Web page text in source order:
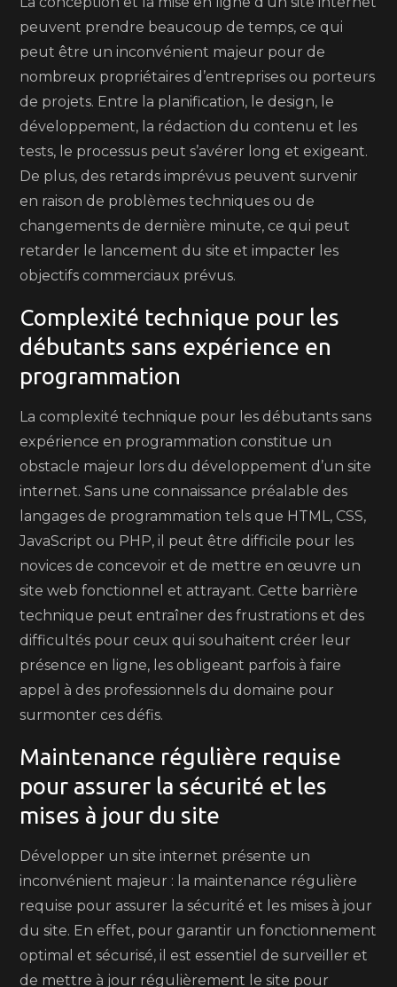
peuvent prendre beaucoup de temps, ce qui
peut être un inconvénient majeur pour de
nombreux propriétaires d’entreprises ou porteurs
de projets. Entre la planification, le design, le
développement, la rédaction du contenu et les
tests, le processus peut s’avérer long et exigeant.
De plus, des retards imprévus peuvent survenir
en raison de problèmes techniques ou de
changements de dernière minute, ce qui peut
retarder le lancement du site et impacter les
objectifs commerciaux prévus.
Complexité technique pour les
débutants sans expérience en
programmation
La complexité technique pour les débutants sans
expérience en programmation constitue un
obstacle majeur lors du développement d’un site
internet. Sans une connaissance préalable des
langages de programmation tels que HTML, CSS,
JavaScript ou PHP, il peut être difficile pour les
novices de concevoir et de mettre en œuvre un
site web fonctionnel et attrayant. Cette barrière
technique peut entraîner des frustrations et des
difficultés pour ceux qui souhaitent créer leur
présence en ligne, les obligeant parfois à faire
appel à des professionnels du domaine pour
surmonter ces défis.
Maintenance régulière requise
pour assurer la sécurité et les
mises à jour du site
Développer un site internet présente un
inconvénient majeur : la maintenance régulière
requise pour assurer la sécurité et les mises à jour
du site. En effet, pour garantir un fonctionnement
optimal et sécurisé, il est essentiel de surveiller et
de mettre à jour régulièrement le site pour